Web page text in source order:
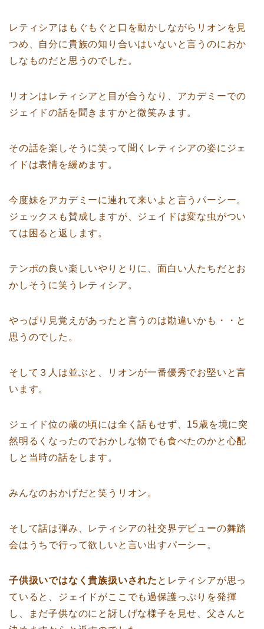
レティシアはもぐもぐと口を動かしながらリオンを見
つめ、自分に貴族の知り合いはいないと言うのにおか
しなものだと思うのでした。
リオンはレティシアと目が合うなり、アカデミーでの
ジェイドの話を聞きますかと微笑みます。
その話を楽しそうに笑って聞くレティシアの姿にジェ
イドは表情を緩めます。
今度妹をアカデミーに連れて来いよと言うパーシー。
ジェックスも賛成しますが、ジェイドは変な虫がつい
ては困ると返します。
テンポの良い楽しいやりとりに、面白い人たちだとお
かしそうに笑うレティシア。
やっぱり見覚えがあったと言うのは勘違いかも・・と
思うのでした。
そして３人は並ぶと、リオンが一番優秀でお堅いと言
います。
ジェイド位の歳の頃には全く話もせず、15歳を境に突
然明るくなったのでおかしな物でも食べたのかと心配
しと当時の話をします。
みんなのおかげだと笑うリオン。
そして話は弾み、レティシアの社交界デビューの舞踏
会はうちで行って欲しいと言い出すパーシー。
子供扱いではなく貴族扱いされた とレティシアが思っ
ていると、ジェイドがここでも過保護っぷりを発揮
し、まだ子供なのにと訝しげな様子を見せ、父さんと